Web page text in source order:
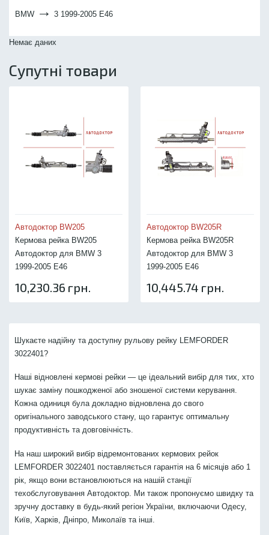
BMW → 3 1999-2005 E46
Немає даних
Супутні товари
Автодоктор BW205
Кермова рейка BW205
Автодоктор для BMW 3
1999-2005 E46
10,230.36 грн.
Автодоктор BW205R
Кермова рейка BW205R
Автодоктор для BMW 3
1999-2005 E46
10,445.74 грн.
Шукаєте надійну та доступну рульову рейку LEMFORDER
3022401?
Наші відновлені кермові рейки — це ідеальний вибір для тих, хто
шукає заміну пошкодженої або зношеної системи керування.
Кожна одиниця була докладно відновлена до свого
оригінального заводського стану, що гарантує оптимальну
продуктивність та довговічність.
На наш широкий вибір відремонтованих кермових рейок
LEMFORDER 3022401 поставляється гарантія на 6 місяців або 1
рік, якщо вони встановлюються на нашій станції
техобслуговування Автодоктор. Ми також пропонуємо швидку та
зручну доставку в будь-який регіон України, включаючи Одесу,
Київ, Харків, Дніпро, Миколаїв та інші.